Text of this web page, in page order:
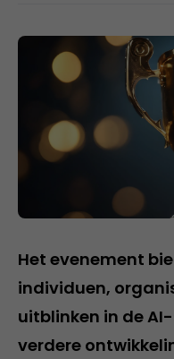
Het evenement
individuen,
uitblinken in de
verdere